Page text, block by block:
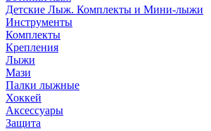
Детские Лыж. Комплекты и Мини-лыжи
Инструменты
Комплекты
Крепления
Лыжи
Мази
Палки лыжные
Хоккей
Аксессуары
Защита